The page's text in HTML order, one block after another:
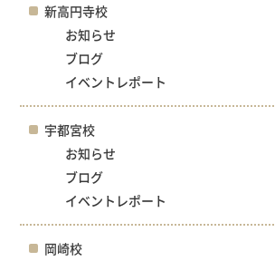
新高円寺校
お知らせ
ブログ
イベントレポート
宇都宮校
お知らせ
ブログ
イベントレポート
岡崎校